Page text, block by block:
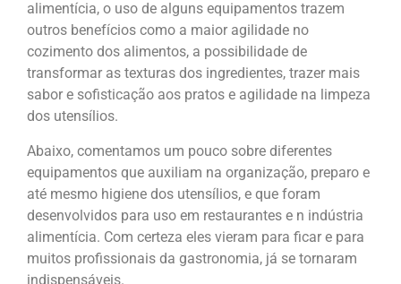
alimentícia, o uso de alguns equipamentos trazem
outros benefícios como a maior agilidade no
cozimento dos alimentos, a possibilidade de
transformar as texturas dos ingredientes, trazer mais
sabor e sofisticação aos pratos e agilidade na limpeza
dos utensílios.
Abaixo, comentamos um pouco sobre diferentes
equipamentos que auxiliam na organização, preparo e
até mesmo higiene dos utensílios, e que foram
desenvolvidos para uso em restaurantes e n indústria
alimentícia. Com certeza eles vieram para ficar e para
muitos profissionais da gastronomia, já se tornaram
indispensáveis.